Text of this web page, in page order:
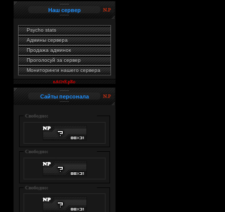
Наш сервер
Psycho stats
Админы сервера
Продажа админок
Проголосуй за сервер
Мониторинги нашего сервера
Сайты персонала
Свободно:
Свободно:
Свободно: